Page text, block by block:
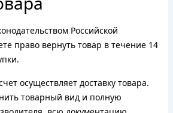
Российской
право вернуть товар в течение 14
осуществляет доставку товара.
товарный вид и полную